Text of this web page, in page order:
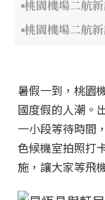
桃園機場二航
桃園機場二航
暑假一到，桃園
國度假的人潮。
一小段等待時間
色候機室拍照打
施，讓大家等飛